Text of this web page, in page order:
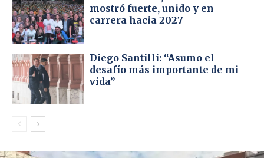
mostró fuerte, unido y en
carrera hacia 2027
Diego Santilli: “Asumo el
desafío más importante de mi
vida”